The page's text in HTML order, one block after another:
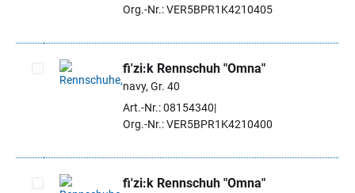
Org.-Nr.: VER5BPR1K4210405
Artikel auswählen
fi'zi:k Rennschuh "Omna"
navy, Gr. 40
Art.-Nr.: 08154340
Org.-Nr.: VER5BPR1K4210400
fi'zi:k Rennschuh "Omna"